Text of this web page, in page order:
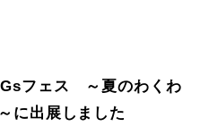
フェス ～夏のわくわ
に出展しました